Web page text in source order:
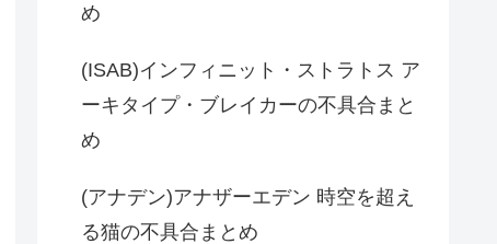
め
(ISAB)インフィニット・ストラトス ア
ーキタイプ・ブレイカーの不具合まと
め
(アナデン)アナザーエデン 時空を超え
る猫の不具合まとめ